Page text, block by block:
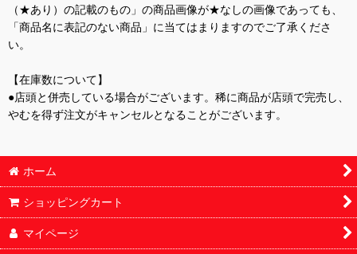
（★あり）の記載のもの」の商品画像が★なしの画像であっても、
「商品名に表記のない商品」に当てはまりますのでご了承くださ
い。
【在庫数について】
●店頭と併売している場合がございます。稀に商品が店頭で完売し、
やむを得ず注文がキャンセルとなることがございます。
ホーム
ショッピングカート
マイページ